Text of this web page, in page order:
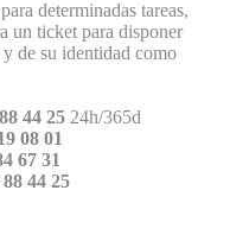
determinadas tareas,
un ticket para disponer
de su identidad como
44 25 24h/365d
08 01
67 31
44 25